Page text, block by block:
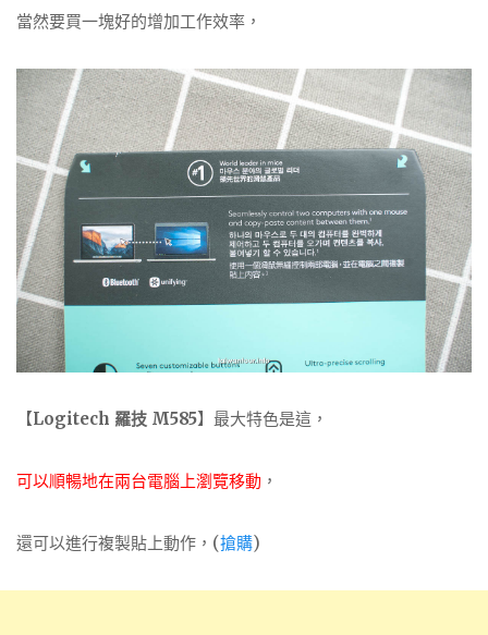
當然要買一塊好的增加工作效率，
【Logitech 羅技 M585】最大特色是這，
可以順暢地在兩台電腦上瀏覽移動 ，
還可以進行複製貼上動作，(搶購)